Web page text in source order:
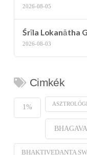
2026-08-05
Śrīla Lokanātha
2026-08-03
Cimkék
1%
BHAKTIVEDANTA